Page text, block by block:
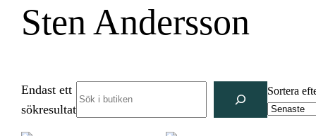
Sten Andersson
Endast ett
sökresultat
Sortera